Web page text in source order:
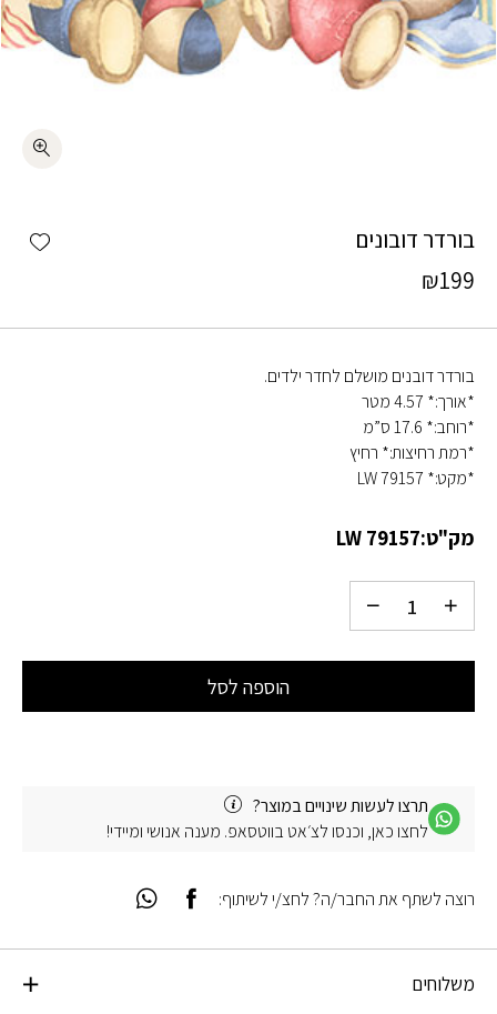
בורדר דובונים
₪199
בורדר דובנים מושלם לחדר ילדים.
*אורך:* 4.57 מטר
*רוחב:* 17.6 ס”מ
*רמת רחיצות:* רחיץ
*מקט:* LW 79157
מק"ט:LW 79157
הוספה לסל
תרצו לעשות שינויים במוצר?
לחצו כאן, וכנסו לצ׳אט בווטסאפ. מענה אנושי ומיידי!
משלוחים
רוצה לשתף את החבר/ה? לחצ/י לשיתוף: